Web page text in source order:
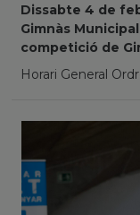
Dissabte 4 de
Gimnàs
competició de
Horari General